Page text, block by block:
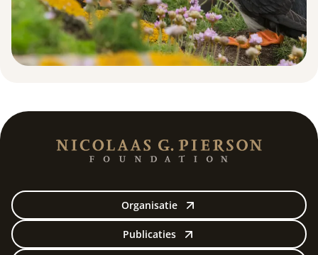
Organisatie
Publicaties